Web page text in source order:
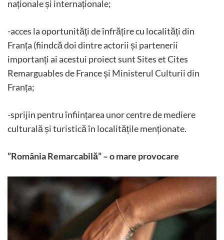
naționale și internaționale;
-acces la oportunități de înfrățire cu localități din
Franța (fiindcă doi dintre actorii și partenerii
importanți ai acestui proiect sunt Sites et Cites
Remarguables de France și Ministerul Culturii din
Franța;
-sprijin pentru înființarea unor centre de mediere
culturală și turistică în localitățile menționate.
”România Remarcabilă” – o mare provocare